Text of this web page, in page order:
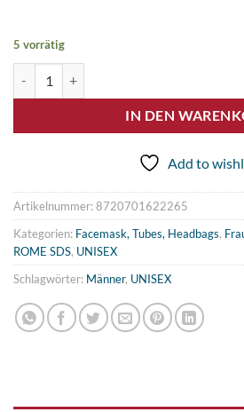
5 vorrätig
IN DEN
Add to
Artikelnummer:8720701622265
Kategorien: Facemask, Tubes, Headbags,
ROME SDS, UNISEX
Schlagwörter: Männer, UNISEX